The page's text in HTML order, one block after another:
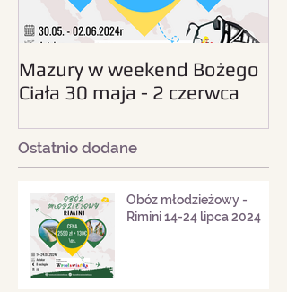
Mazury w weekend Bożego
Ciała 30 maja - 2 czerwca
Ostatnio dodane
Obóz młodzieżowy -
Rimini 14-24 lipca 2024